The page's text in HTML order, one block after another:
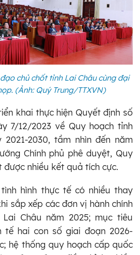
chủ chốt tỉnh Lai Châu cùng đại
(Ảnh: Quý Trung/TTXVN)
khai thực hiện Quyết định số
7/12/2023 về Quy hoạch tỉnh
2030, tầm nhìn đến năm
Chính phủ phê duyệt, Quy
được nhiều kết quả tích cực.
hình thực tế có nhiều thay
sắp xếp các đơn vị hành chính
Châu năm 2025; mục tiêu
tế hai con số giai đoạn 2026-
hệ thống quy hoạch cấp quốc